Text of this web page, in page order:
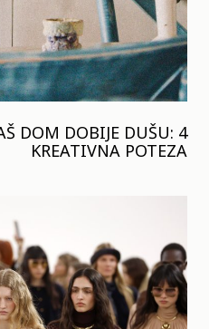
DOM DOBIJE DUŠU: 4
KREATIVNA POTEZA